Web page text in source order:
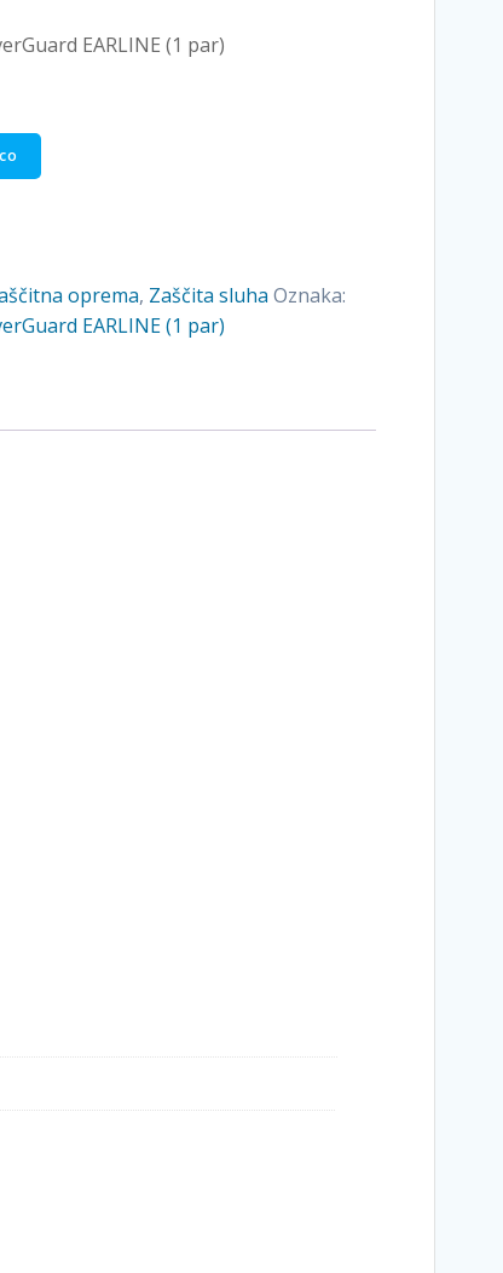
EARLINE (1 par)
oprema, Zaščita sluha Oznaka:
EARLINE (1 par)